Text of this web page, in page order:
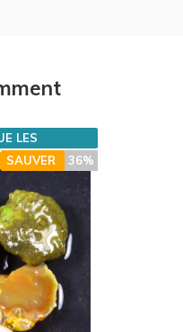
LES
36%
SAUVER